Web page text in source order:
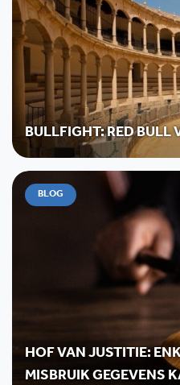
BULLFIGHT: RED BULL
BLOG
HOF VAN JUSTITIE:
MISBRUIK GEGEVENS